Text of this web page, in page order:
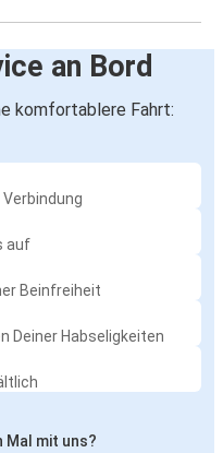
an Bord
komfortablere Fahrt:
Verbindung
auf
Beinfreiheit
Deiner Habseligkeiten
Mal mit uns?